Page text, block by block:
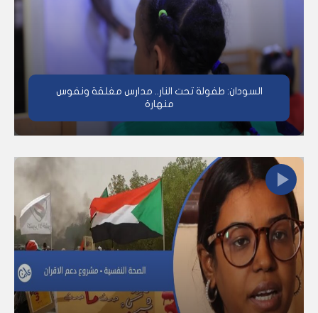
السودان: طفولة تحت النار.. مدارس مغلقة ونفوس
منهارة